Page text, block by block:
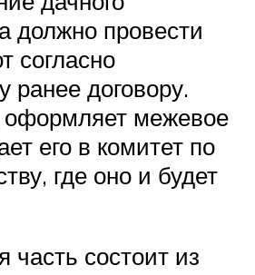
должно провести
согласно
ранее договору.
оформляет межевое
его в комитет по
где оно и будет
часть состоит из